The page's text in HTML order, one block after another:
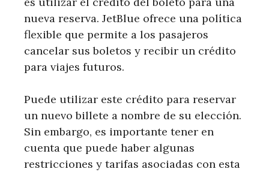
nueva reserva. JetBlue ofrece una política
flexible que permite a los pasajeros
cancelar sus boletos y recibir un crédito
para viajes futuros.
Puede utilizar este crédito para reservar
un nuevo billete a nombre de su elección.
Sin embargo, es importante tener en
cuenta que puede haber algunas
restricciones y tarifas asociadas con esta